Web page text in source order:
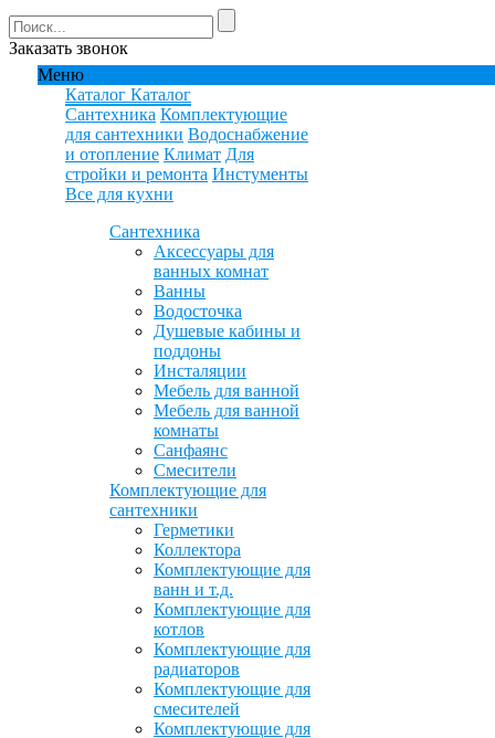
Заказать звонок
Меню
Каталог Каталог
Сантехника Комплектующие
для сантехники Водоснабжение
и отопление Климат Для
стройки и ремонта Инстументы
Все для кухни
Сантехника
Аксессуары для
ванных комнат
Ванны
Водосточка
Душевые кабины и
поддоны
Инсталяции
Мебель для ванной
Мебель для ванной
комнаты
Санфаянс
Смесители
Комплектующие для
сантехники
Герметики
Коллектора
Комплектующие для
ванн и т.д.
Комплектующие для
котлов
Комплектующие для
радиаторов
Комплектующие для
смесителей
Комплектующие для